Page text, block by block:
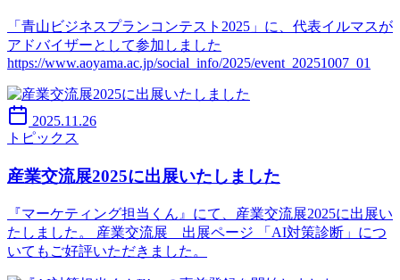
「青山ビジネスプランコンテスト2025」に、代表イルマスが
アドバイザーとして参加しました
https://www.aoyama.ac.jp/social_info/2025/event_20251007_01
2025.11.26
トピックス
産業交流展2025に出展いたしました
『マーケティング担当くん』にて、産業交流展2025に出展い
たしました。 産業交流展 出展ページ 「AI対策診断」につ
いてもご好評いただきました。